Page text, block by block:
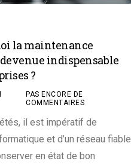
la maintenance
indispensable
?
PAS ENCORE DE
COMMENTAIRES
il est impératif de
et d’un réseau fiable.
en état de bon